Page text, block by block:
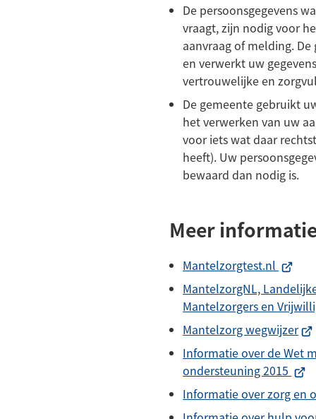
De persoonsgegevens
vraagt, zijn nodig voor
aanvraag of melding.
en verwerkt uw
vertrouwelijke en
De gemeente gebruikt
het verwerken van uw
voor iets wat daar
heeft). Uw
bewaard dan nodig is.
Meer
Mantelzorgtest.nl
naar
een
MantelzorgNL,
Mantelzorgers en
Mantelzorg wegwijzer
Informatie over de Wet
ondersteuning 2015
een
Informatie over zorg en